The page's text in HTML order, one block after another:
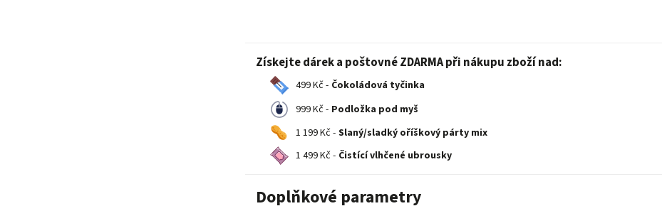
Získejte dárek a poštovné ZDARMA při nákupu zboží nad:
499 Kč - Čokoládová tyčinka
999 Kč - Podložka pod myš
1 199 Kč - Slaný/sladký oříškový párty mix
1 499 Kč - Čistící vlhčené ubrousky
Doplňkové parametry